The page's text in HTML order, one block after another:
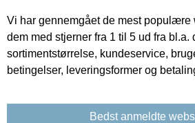
Vi har gennemgået de mest populære
dem med stjerner fra 1 til 5 ud fra bl.a.
sortimentstørrelse, kundeservice,
betingelser, leveringsformer og
Bedst anmeldte